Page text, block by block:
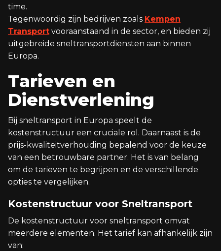
time.
Tegenwoordig zijn bedrijven zoals Kempen
Transport vooraanstaand in de sector, en bieden zij
uitgebreide sneltransportdiensten aan binnen
Europa.
Tarieven en
Dienstverlening
Bij sneltransport in Europa speelt de
kostenstructuur een cruciale rol. Daarnaast is de
prijs-kwaliteitverhouding bepalend voor de keuze
van een betrouwbare partner. Het is van belang
om de tarieven te begrijpen en de verschillende
opties te vergelijken.
Kostenstructuur voor Sneltransport
De kostenstructuur voor sneltransport omvat
meerdere elementen. Het tarief kan afhankelijk zijn
van: